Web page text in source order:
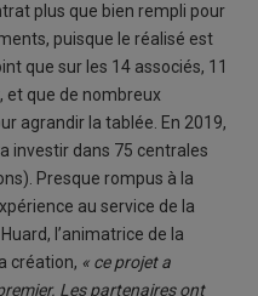
plus que bien rempli pour
puisque le réalisé est
que sur les 14 associés, 11
et que de nombreux
agrandir la tablée. En 2019,
investir dans 75 centrales
Presque rompus à la
au service de la
l’animatrice de la
création, « ce projet a
Les partenaires ont